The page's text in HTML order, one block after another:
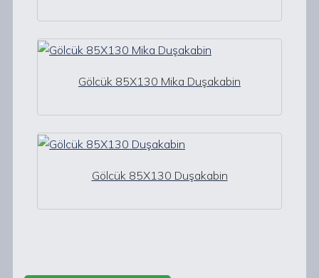
Gölcük 85X130 Mika Duşakabin
Gölcük 85X130 Duşakabin